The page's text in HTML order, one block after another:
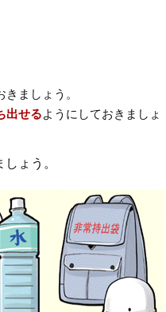
ましょう。
出せるようにしておきましょ
ょう。